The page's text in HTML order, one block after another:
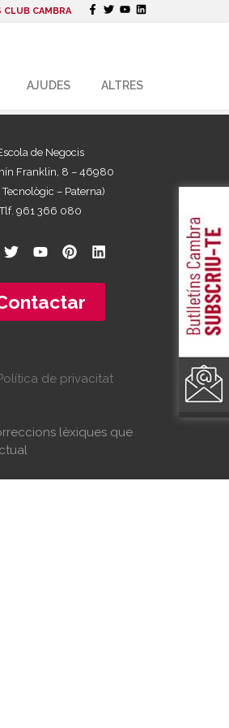
CLUB CAMBRA
AJUDES ALTRES
de Negocis
Franklin, 8 – 46980
Tecnològic – Paterna)
961 366 080
de privacitat
lèxiques que